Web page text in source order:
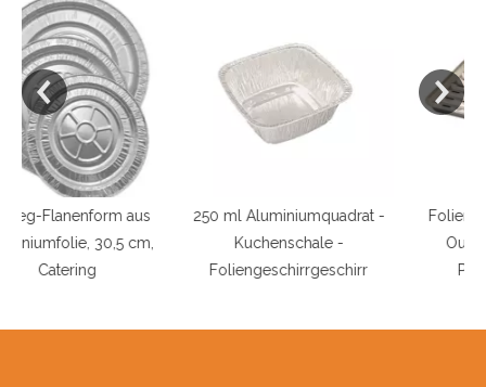
250 ml Aluminiumquadrat -
Kuchenschale -
Foliengeschirrgeschirr
Foliengrillplatte Filteröl
Outdoor Camping
Picknickpfanne